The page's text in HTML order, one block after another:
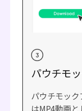
パウチモ
パウチモッ
はMP4動画と